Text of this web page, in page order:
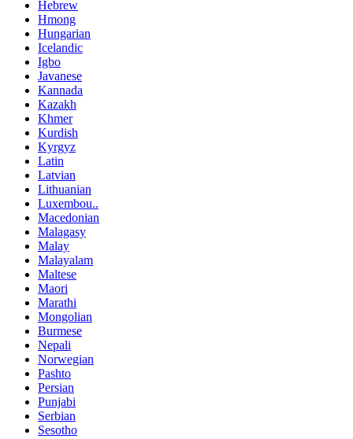
Hebrew
Hmong
Hungarian
Icelandic
Igbo
Javanese
Kannada
Kazakh
Khmer
Kurdish
Kyrgyz
Latin
Latvian
Lithuanian
Luxembou..
Macedonian
Malagasy
Malay
Malayalam
Maltese
Maori
Marathi
Mongolian
Burmese
Nepali
Norwegian
Pashto
Persian
Punjabi
Serbian
Sesotho